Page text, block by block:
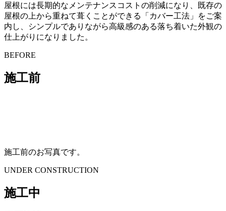
屋根には長期的なメンテナンスコストの削減になり、既存の
屋根の上から重ねて葺くことができる「カバー工法」をご案
内し、シンプルでありながら高級感のある落ち着いた外観の
仕上がりになりました。
BEFORE
施工前
施工前のお写真です。
UNDER CONSTRUCTION
施工中